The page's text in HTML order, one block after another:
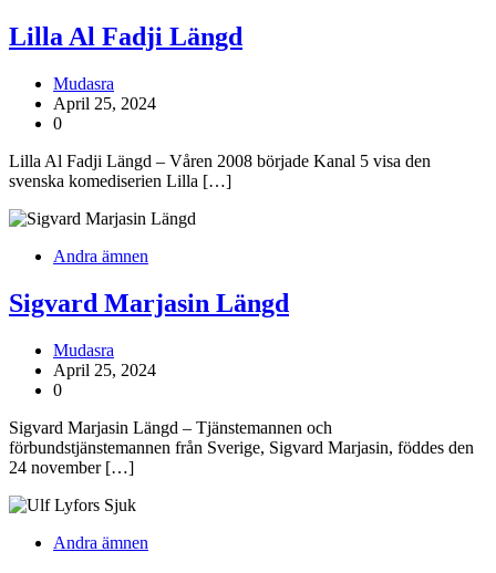
Lilla Al Fadji Längd
Mudasra
April 25, 2024
0
Lilla Al Fadji Längd – Våren 2008 började Kanal 5 visa den
svenska komediserien Lilla […]
Andra ämnen
Sigvard Marjasin Längd
Mudasra
April 25, 2024
0
Sigvard Marjasin Längd – Tjänstemannen och
förbundstjänstemannen från Sverige, Sigvard Marjasin, föddes den
24 november […]
Andra ämnen